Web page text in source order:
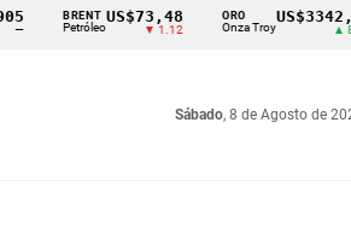
BRENT
Petróleo
US$73,48
▼ 1.12
ORO
Onza Troy
US$3342,60
Sábado, 8 de Agosto de